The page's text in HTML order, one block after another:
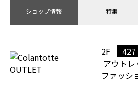
ショップ情報 特集
2F
427
アウト
ファッシ